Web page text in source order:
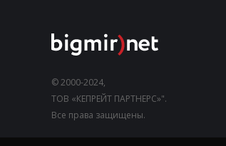
© 2000-2024,
ТОВ «КЕПРЕЙТ ПАРТНЕРС»".
Все права защищены.